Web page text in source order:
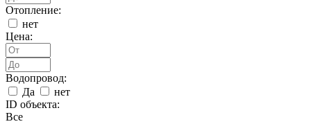
Отопление:
нет
Цена:
Водопровод:
Да
нет
ID объекта:
Все